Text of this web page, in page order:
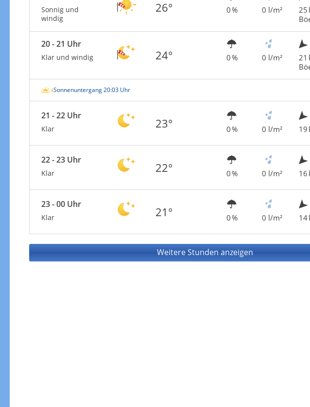
Sonnig und
windig
26° 0 % 0 l/m²
25
20 - 21 Uhr
Klar und windig 24° 0 % 0 l/m²
21
Sonnenuntergang 20:03 Uhr
21 - 22 Uhr
Klar 23° 0 % 0 l/m²
19
22 - 23 Uhr
Klar 22° 0 % 0 l/m²
16
23 - 00 Uhr
Klar 21° 0 % 0 l/m²
14
Weitere Stunden anzeigen